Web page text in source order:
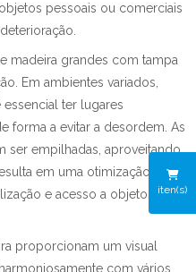
iten(s)
pessoais ou comerciais
madeira grandes com tampa
Em ambientes variados,
ter lugares
forma a evitar a desordem. As
ser empilhadas, aproveitando
em uma otimização do
e acesso a objetos
proporcionam um visual
com vários